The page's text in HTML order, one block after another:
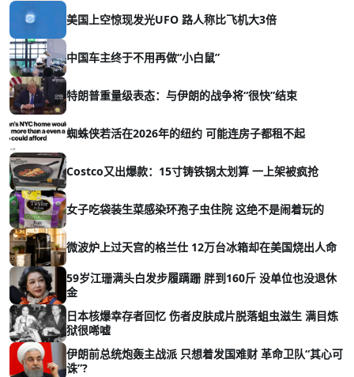
美国上空惊现发光UFO 路人称比飞机大3倍
中国车主终于不用再做“小白鼠”
特朗普重量级表态：与伊朗的战争将“很快”结束
蜘蛛侠若活在2026年的纽约 可能连房子都租不起
Costco又出爆款：15寸铸铁锅太划算 一上架被疯抢
女子吃袋装生菜感染环孢子虫住院 这绝不是闹着玩的
微波炉上过天宫的格兰仕 12万台冰箱却在美国烧出人命
59岁江珊满头白发步履蹒跚 胖到160斤 没单位也没退休
金
日本核爆幸存者回忆 伤者皮肤成片脱落蛆虫滋生 满目炼
狱很唏嘘
伊朗前总统炮轰主战派 只想着发国难财 革命卫队“其心可
诛”?